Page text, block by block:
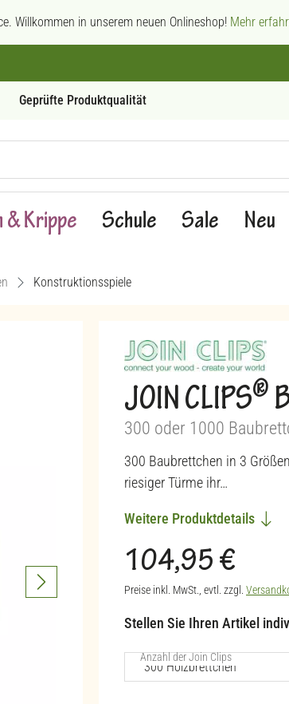
Willkommen in unserem neuen Onlineshop! Mehr
CO₂-reduzierter-Versand
Krippe Schule Sale Neu
Konstruktionsspiele
JOIN CLIPS®
300 oder 1000
300 Baubrettchen in 3
riesiger Türme ihr…
Weitere Produktdetails
Regulärer Preis:
104,95 €
Preise inkl. MwSt., evtl. zzgl.
Stellen Sie Ihren Artikel
Anzahl der Join Clipsauswählen